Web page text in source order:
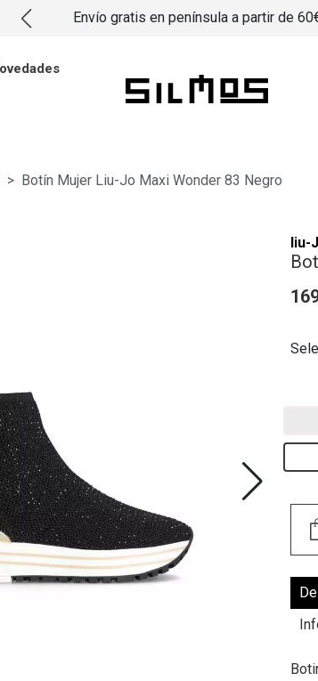
Envío gratis en península a partir de
Botín Mujer Liu-Jo Maxi Wonder 83 Negro
liu-